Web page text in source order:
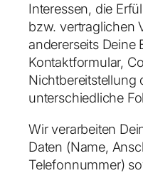
Interessen, die
bzw. vertraglichen
andererseits Deine
Kontaktformular,
Nichtbereitstellung
unterschiedliche
Wir verarbeiten
Daten (Name,
Telefonnummer)